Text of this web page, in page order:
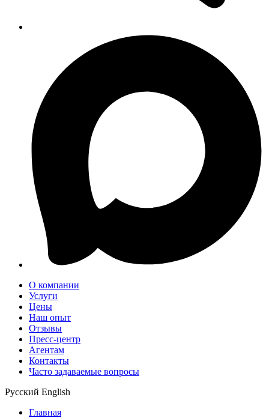
О компании
Услуги
Цены
Наш опыт
Отзывы
Пресс-центр
Агентам
Контакты
Часто задаваемые вопросы
Русский English
Главная